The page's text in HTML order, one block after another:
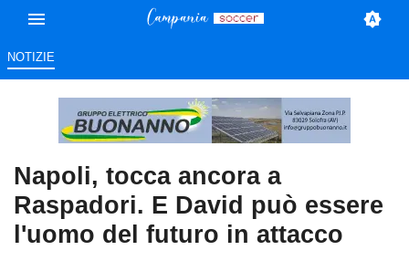
NOTIZIE
Napoli, tocca ancora a
Raspadori. E David può essere
l'uomo del futuro in attacco